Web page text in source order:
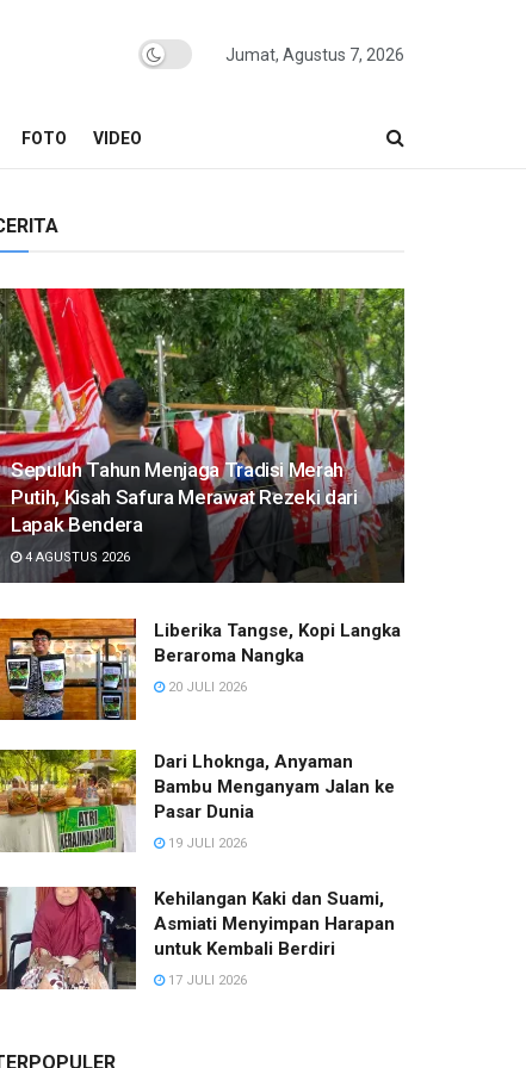
Jumat, Agustus 7, 2026
FOTO VIDEO
Sepuluh Tahun Menjaga Tradisi Merah
Putih, Kisah Safura Merawat Rezeki dari
Lapak Bendera
4 AGUSTUS 2026
Liberika Tangse, Kopi Langka
Beraroma Nangka
20 JULI 2026
Dari Lhoknga, Anyaman
Bambu Menganyam Jalan ke
Pasar Dunia
19 JULI 2026
Kehilangan Kaki dan Suami,
Asmiati Menyimpan Harapan
untuk Kembali Berdiri
17 JULI 2026